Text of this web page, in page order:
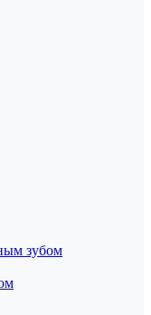
зубом